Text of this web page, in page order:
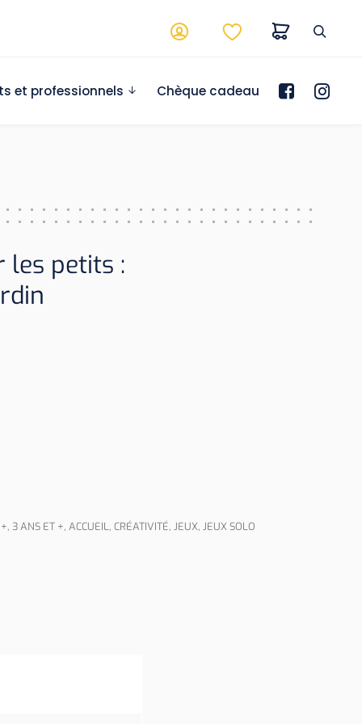
et professionnels Chèque cadeau
les petits :
, 3 ANS ET +, ACCUEIL, CRÉATIVITÉ, JEUX, JEUX SOLO